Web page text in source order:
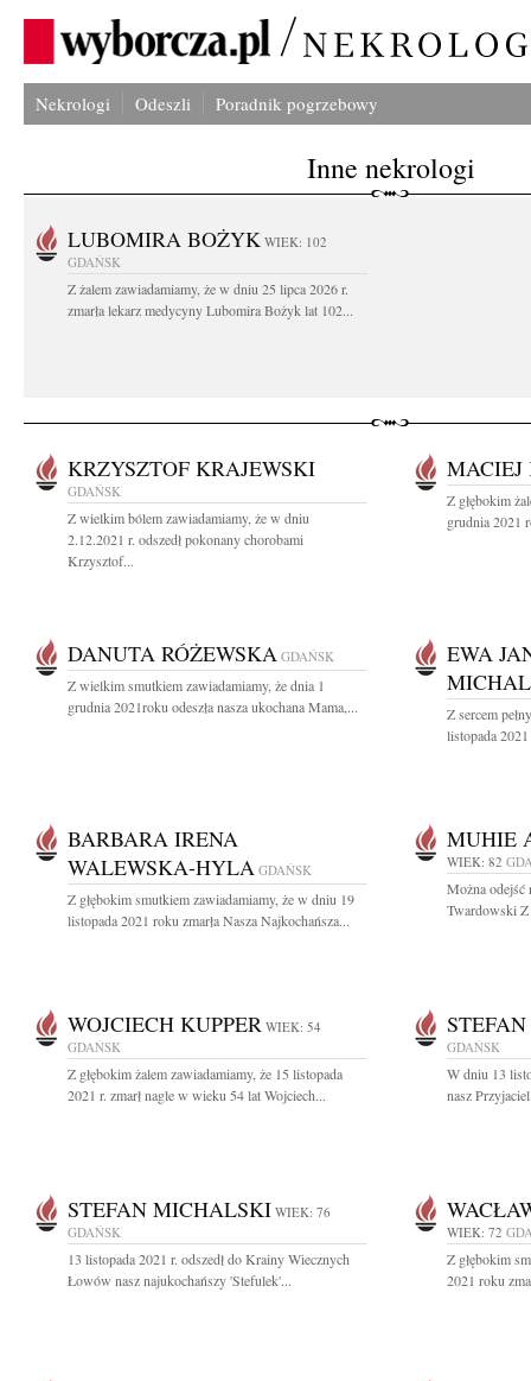
Nekrologi Odeszli Poradnik pogrzebowy
Inne nekrologi
LUBOMIRA BOŻYK WIEK: 102
GDAŃSK
Z żalem zawiadamiamy, że w dniu 25 lipca 2026 r.
zmarła lekarz medycyny Lubomira Bożyk lat 102...
KRZYSZTOF KRAJEWSKI
GDAŃSK
Z wielkim bólem zawiadamiamy, że w dniu
2.12.2021 r. odszedł pokonany chorobami
Krzysztof...
Z głębokim
grudnia 2021
DANUTA RÓŻEWSKA GDAŃSK
Z wielkim smutkiem zawiadamiamy, że dnia 1
grudnia 2021roku odeszła nasza ukochana Mama,...
EWA
Z sercem
listopada
BARBARA IRENA
WALEWSKA-HYLA GDAŃSK
Z głębokim smutkiem zawiadamiamy, że w dniu 19
listopada 2021 roku zmarła Nasza Najkochańsza...
MUHIE
WIEK: 82
Można odejść
Twardowski Z
WOJCIECH KUPPER WIEK: 54
GDAŃSK
Z głębokim żalem zawiadamiamy, że 15 listopada
2021 r. zmarł nagle w wieku 54 lat Wojciech...
GDAŃSK
W dniu 13
nasz
STEFAN MICHALSKI WIEK: 76
GDAŃSK
13 listopada 2021 r. odszedł do Krainy Wiecznych
Łowów nasz najukochańszy 'Stefulek'...
WIEK: 72
Z głębokim
2021 roku